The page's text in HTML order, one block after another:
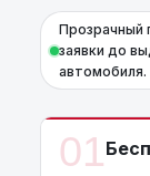
Прозрачный
заявки до
автомобиля.
01